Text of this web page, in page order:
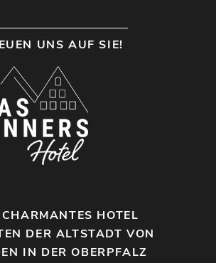
UNS AUF SIE!
HOTEL
DER ALTSTADT VON
IN DER OBERPFALZ